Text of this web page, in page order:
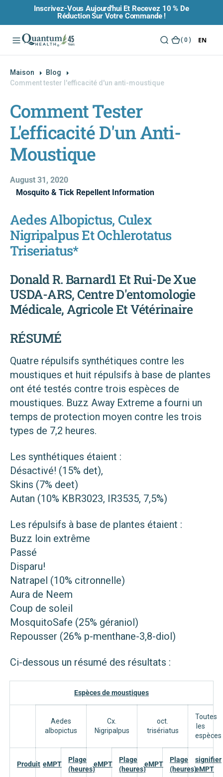
N
Inscrivez-Vous Aujourd'hui Et Recevez 10 % De
Réduction Sur Votre Commande !
( 0 )
)
EN
Maison
Blog
Comment tester l'efficacité d'un anti-moustique
Comment Tester
L'efficacité D'un Anti-
Moustique
August 31, 2020
Mosquito & Tick Repellent Information
Aedes Albopictus, Culex
Nigripalpus Et Ochlerotatus
Triseriatus*
Donald R. Barnard1 Et Rui-De Xue
USDA-ARS, Centre D'entomologie
Médicale, Agricole Et Vétérinaire
RÉSUMÉ
Quatre répulsifs synthétiques contre les
moustiques et huit répulsifs à base de plantes
ont été testés contre trois espèces de
moustiques. Buzz Away Extreme a fourni un
temps de protection moyen contre les trois
types de 7,2 heures.
Les synthétiques étaient :
Désactivé! (15% det),
Skins (7% deet)
Autan (10% KBR3023, IR3535, 7,5%)
Les répulsifs à base de plantes étaient :
Buzz loin extrême
Passé
Disparu!
Natrapel (10% citronnelle)
Aura de Neem
Coup de soleil
MosquitoSafe (25% géraniol)
Repousser (26% p-menthane-3,8-diol)
Ci-dessous un résumé des résultats :
Espèces de moustiques
Aedes
albopictus
Cx.
Nigripalpus
oct.
trisériatus
Toutes
les
espèces
Produit eMPT
Plage
(heures)
eMPT
Plage
(heures)
eMPT
Plage
(heures)
signifier
eMPT